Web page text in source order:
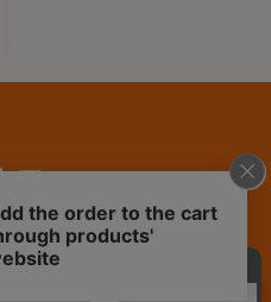
に基づく表記プライバシーポリシー
約